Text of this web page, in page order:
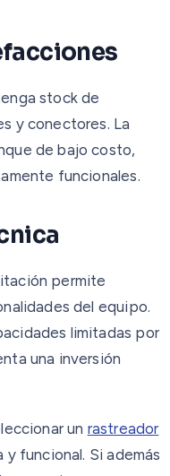
stock de
y conectores. La
de bajo costo,
funcionales.
permite
del equipo.
limitadas por
una inversión
un rastreador
y funcional. Si además